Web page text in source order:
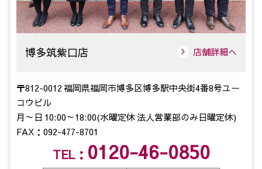
博多筑紫口店 店舗詳細へ
〒812-0012 福岡県福岡市博多区博多駅中央街4番8号ユー
コウビル
月～日 10:00～18:00(水曜定休 法人営業部のみ日曜定休)
FAX：092-477-8701
TEL： 0120-46-0850